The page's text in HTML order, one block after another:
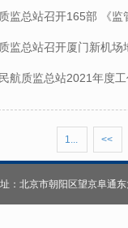
质监总站召开165部 《
质监总站召开厦门新机
民航质监总站2021年度
1... <<
：北京市朝阳区望京阜通